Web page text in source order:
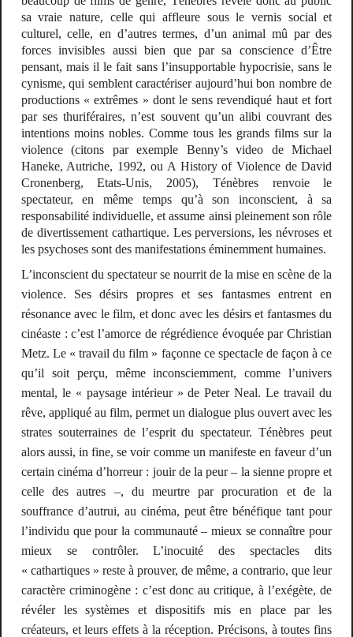
sa vraie nature, celle qui affleure sous le vernis social et
culturel, celle, en d’autres termes, d’un animal mû par des
forces invisibles aussi bien que par sa conscience d’Être
pensant, mais il le fait sans l’insupportable hypocrisie, sans le
cynisme, qui semblent caractériser aujourd’hui bon nombre de
productions « extrêmes » dont le sens revendiqué haut et fort
par ses thuriféraires, n’est souvent qu’un alibi couvrant des
intentions moins nobles. Comme tous les grands films sur la
violence (citons par exemple Benny’s video de Michael
Haneke, Autriche, 1992, ou A History of Violence de David
Cronenberg, Etats-Unis, 2005), Ténèbresrenvoie le
spectateur, en même temps qu’à son inconscient, à sa
responsabilité individuelle, et assume ainsi pleinement son rôle
de divertissement cathartique. Les perversions, les névroses et
les psychoses sont des manifestations éminemment humaines.
L’inconscient du spectateur se nourrit de la mise en scène de la
violence. Ses désirs propres et ses fantasmes entrent en
résonance avec le film, et donc avec les désirs et fantasmes du
cinéaste : c’est l’amorce de régrédience évoquée par Christian
Metz. Le « travail du film » façonne ce spectacle de façon à ce
qu’il soit perçu, même inconsciemment, comme l’univers
mental, le « paysage intérieur » de Peter Neal. Le travail du
rêve, appliqué au film, permet un dialogue plus ouvert avec les
strates souterraines de l’esprit du spectateur.Ténèbres peut
alors aussi,in fine, se voir comme un manifeste en faveur d’un
certain cinéma d’horreur : jouir de la peur – la sienne propre et
celle des autres –, du meurtre par procuration et de la
souffrance d’autrui, au cinéma, peut être bénéfique tant pour
l’individu que pour la communauté – mieux se connaître pour
mieux se contrôler. L’inocuité des spectacles dits
« cathartiques » reste à prouver, de même,a contrario, que leur
caractère criminogène : c’est donc au critique, à l’exégète, de
révéler les systèmes et dispositifs mis en place par les
créateurs, et leurs effets à la réception. Précisons, à toutes fins